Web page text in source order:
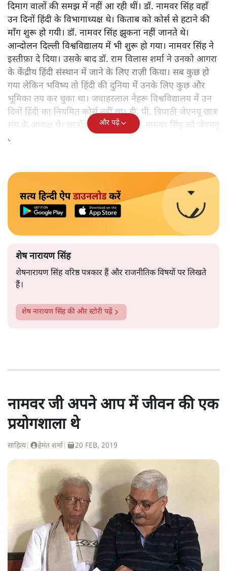
दिमाग वालों की समझ में नहीं आ रही थीं। डॉ. नामवर सिंह वहाँ
उन दिनों हिंदी के विभागाध्यक्ष थे। किताब को कोर्स से हटाने की
माँग शुरू हो गयी। डॉ. नामवर सिंह झुकना नहीं जानते थे।
आन्दोलन दिल्ली विश्वविद्यालय में भी शुरू हो गया। नामवर सिंह ने
इस्तीफ़ा दे दिया। उसके बाद डॉ. राम विलास शर्मा ने उनको आगरा
के केंद्रीय हिंदी संस्थान में जाने के लिए राज़ी किया। सब कुछ हो
गया लेकिन भविष्य तो हिंदी की दुनिया में उनके लिए कुछ और
भूमिका तय कर चुका था। जवाहरलाल नेहरू विश्वविद्यालय में उन
दिनों हिंदी का नियमित कोर्स नहीं था। डी. पी. त्रिपाठी जेएनयू छात्र
संघ के अध्यक्ष थे। छात्रों ने माँग की कि डॉ. नामवर सिंह को जेएनयू
लाया जाय। और डॉ. नामवर सिंह को लाने का फ़ैसला हो गया।
और पढ़ें
सत्य हिन्दी ऐपडाउनलोडकरें
शेष नारायण सिंह
शेषनारायण सिंह वरिष्ठ पत्रकार हैं और राजनीतिक विषयों पर लिखते
हैं।
शेष नारायण सिंहकी और स्टोरी पढ़ें
नामवर जी अपने आप में जीवन की एक
प्रयोगशाला थे
साहित्य| हेमंत शर्मा 20 FEB, 2019